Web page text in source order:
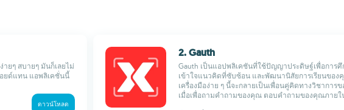
ยๆ สบายๆ มันก็เลยไม่
อยด์แทน แอพลิเคชั่นนี้
ดาวน์โหลด
2. Gauth
Gauth เป็นแอปพลิเคชันที่ใช้ปัญญาประดิษฐ์เพื่อกา
เข้าใจแนวคิดที่ซับซ้อน และพัฒนานิสัยการเรียนขอ
เครื่องมือง่าย ๆ นี้จะกลายเป็นเพื่อนคู่คิดทางวิชากา
เมื่อเพื่อถามคำถามของคุณ ตอบคำถามของคุณภายใ